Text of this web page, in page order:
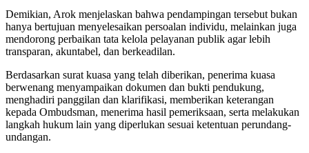
‎Demikian, Arok menjelaskan bahwa pendampingan tersebut bukan
hanya bertujuan menyelesaikan persoalan individu, melainkan juga
mendorong perbaikan tata kelola pelayanan publik agar lebih
transparan, akuntabel, dan berkeadilan.
‎Berdasarkan surat kuasa yang telah diberikan, penerima kuasa
berwenang menyampaikan dokumen dan bukti pendukung,
menghadiri panggilan dan klarifikasi, memberikan keterangan
kepada Ombudsman, menerima hasil pemeriksaan, serta melakukan
langkah hukum lain yang diperlukan sesuai ketentuan perundang-
undangan.